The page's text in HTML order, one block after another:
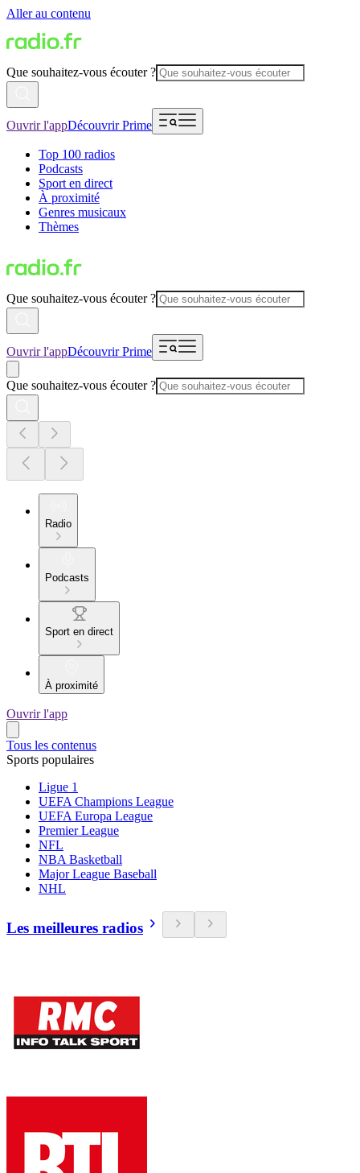
Aller au contenu
Que souhaitez-vous écouter ?
Ouvrir l'appDécouvrir Prime
Top 100 radios
Podcasts
Sport en direct
À proximité
Genres musicaux
Thèmes
Que souhaitez-vous écouter ?
Ouvrir l'appDécouvrir Prime
Que souhaitez-vous écouter ?
Radio
Podcasts
Sport en direct
À proximité
Ouvrir l'app
Tous les contenus
Sports populaires
Ligue 1
UEFA Champions League
UEFA Europa League
Premier League
NFL
NBA Basketball
Major League Baseball
NHL
Les meilleures radios